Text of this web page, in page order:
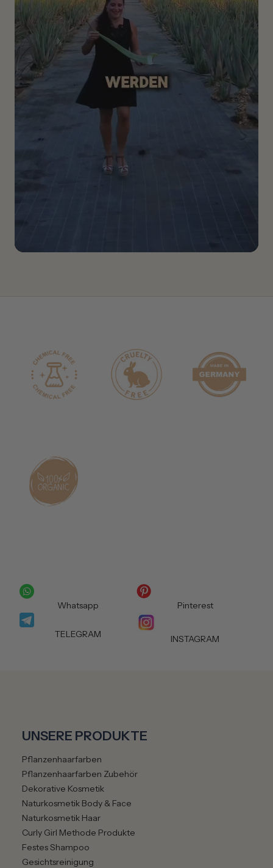
Wirkung der Farbe: Kannbei Erschöpfungszuständen und
Stress helfen. Die innere Wahrheit wird aktiviert und eigene
Visualisierungen bestärkt. Die Energie wird auf die eigene
Intuition gelenkt.
Die beigelegte Karte enthält die Wirkung der
ätherischen Öle, die entsprechenden Affirmationen für
Hier geht es zu meinen gesprochenen
YOUTUBE
Mais etc))
indem er ihren Geruchssinn stört!
Whatsapp Pinterest
TELEGRAM INSTAGRAM
UNSERE PRODUKTE
Pflanzenhaarfarben
Pflanzenhaarfarben Zubehör
Dekorative Kosmetik
Naturkosmetik Body & Face
Naturkosmetik Haar
Curly Girl Methode Produkte
Festes Shampoo
Gesichtsreinigung